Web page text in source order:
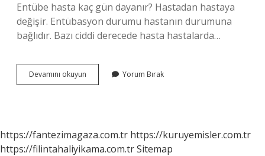
Entübe hasta kaç gün dayanır? Hastadan hastaya
değişir. Entübasyon durumu hastanın durumuna
bağlıdır. Bazı ciddi derecede hasta hastalarda…
Devamını okuyun
Destek
Mi
Yorum Bırak
https://fantezimagaza.com.tr https://kuruyemisler.com.tr
https://filintahaliyikama.com.trSitemap